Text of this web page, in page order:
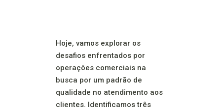
Hoje, vamos explorar os
desafios enfrentados por
operações comerciais na
busca por um padrão de
qualidade no atendimento aos
clientes. Identificamos três